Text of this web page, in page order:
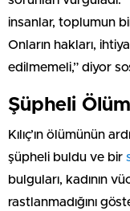
insanlar, toplumun
Onların hakları,
edilmemeli,” diyor
Şüpheli
Kılıç’ın ölümünün
şüpheli buldu ve bir
bulguları, kadının
rastlanmadığını